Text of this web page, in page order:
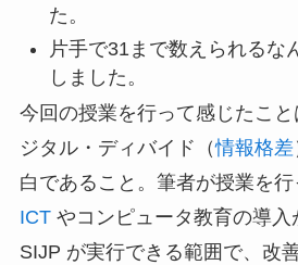
た。
片手で31まで数えられるな
しました。
今回の授業を行って感じたこ
ジタル・ディバイド（情報格差
白であること。筆者が授業を行
ICTやコンピュータ教育の導入
SIJP が実行できる範囲で、改